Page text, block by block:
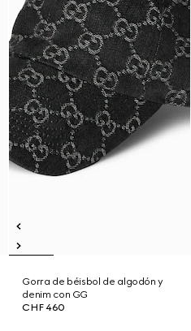
Gorra de béisbol de algodón y
denim con GG
CHF 460